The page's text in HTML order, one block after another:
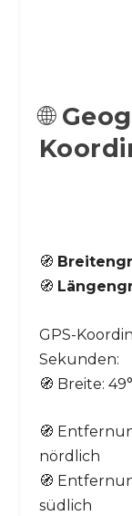
🌐
🧭
🧭
GPS-
Sekunden:
🧭 Breite:
🧭
nördlich
🧭
südlich